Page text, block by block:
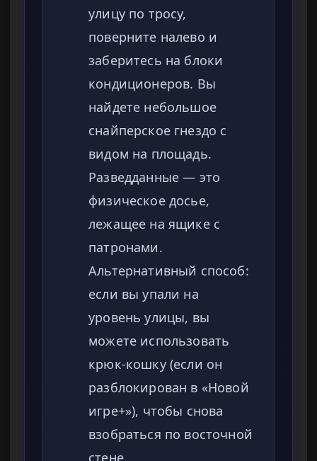
улицу по тросу,
поверните налево и
заберитесь на блоки
кондиционеров. Вы
найдете небольшое
снайперское гнездо с
видом на площадь.
Разведданные — это
физическое досье,
лежащее на ящике с
патронами.
Альтернативный способ:
если вы упали на
уровень улицы, вы
можете использовать
крюк-кошку (если он
разблокирован в «Новой
игре+»), чтобы снова
взобраться по восточной